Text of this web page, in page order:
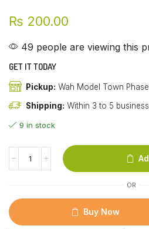
₨ 200.00
49 people are viewing this
GET IT TODAY
Pickup: Wah Model Town
Shipping: Within 3 to 5
9 in stock
OR
Buy Now